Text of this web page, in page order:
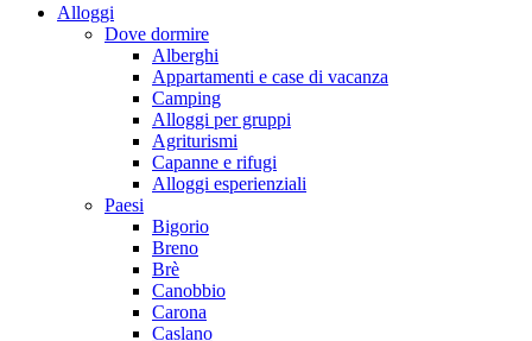
Alloggi
Dove dormire
Alberghi
Appartamenti e case di vacanza
Camping
Alloggi per gruppi
Agriturismi
Capanne e rifugi
Alloggi esperienziali
Paesi
Bigorio
Breno
Brè
Canobbio
Carona
Caslano